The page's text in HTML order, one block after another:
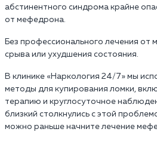
абстинентного синдрома крайне
от мефедрона.
Без профессионального лечения от
срыва или ухудшения состояния.
В клинике «Наркология 24/7» мы
методы для купирования ломки,
терапию и круглосуточное
близкий столкнулись с этой
можно раньше начните лечение